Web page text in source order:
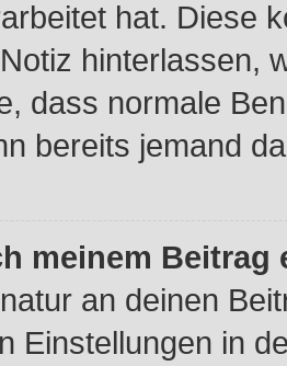
hat. Diese
hinterlassen,
dass normale
bereits jemand
meinem
an deinen
Einstellungen in